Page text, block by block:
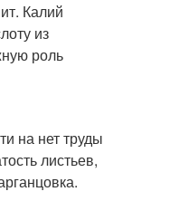
Калий
из
роль
на нет труды
листьев,